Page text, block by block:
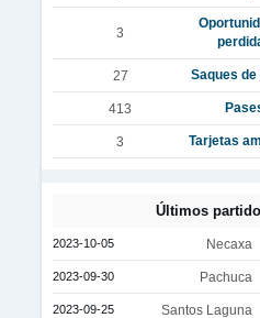
3
27 Saques de
413
3 Tarjetas
Últimos
2023-10-05 Necaxa
2023-09-30 Pachuca
2023-09-25 Santos Laguna